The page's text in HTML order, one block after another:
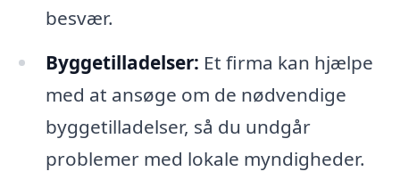
besvær.
Byggetilladelser: Et firma kan hjælpe
med at ansøge om de nødvendige
byggetilladelser, så du undgår
problemer med lokale myndigheder.